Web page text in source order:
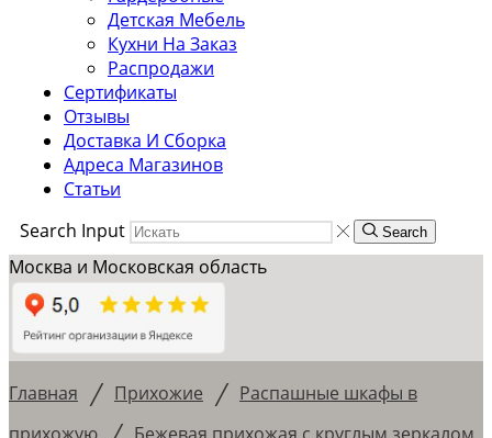
Детская Мебель
Кухни На Заказ
Распродажи
Сертификаты
Отзывы
Доставка И Сборка
Адреса Магазинов
Статьи
Search Input
Search
Москва и Московская область
Главная / Прихожие / Распашные шкафы в
прихожую
Бежевая прихожая с круглым зеркалом